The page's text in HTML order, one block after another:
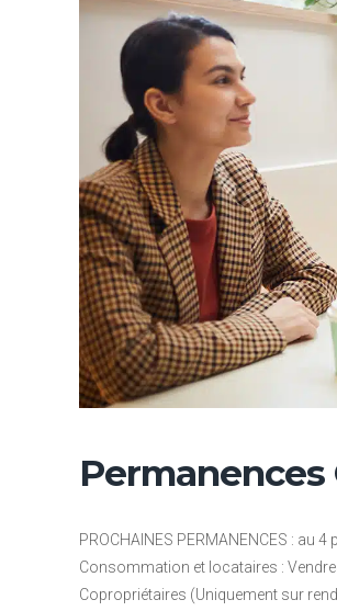
Permanences
PROCHAINES PERMANENCES : au 4
Consommation et locataires :
Copropriétaires (Uniquement sur